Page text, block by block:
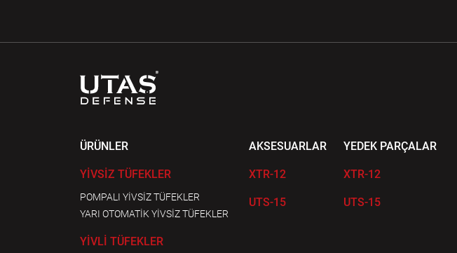
ÜRÜNLER
YİVSİZ TÜFEKLER
POMPALI YİVSİZ TÜFEKLER
YARI OTOMATİK YİVSİZ TÜFEKLER
YİVLİ TÜFEKLER
AKSESUARLAR
XTR-12
UTS-15
YEDEK PARÇALAR
XTR-12
UTS-15